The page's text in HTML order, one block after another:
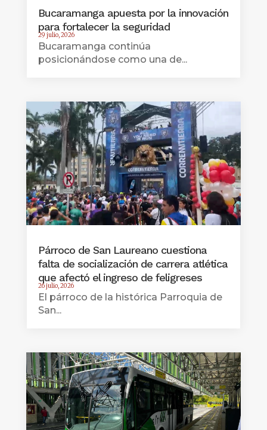
Bucaramanga apuesta por la innovación
para fortalecer la seguridad
29 julio, 2026
Bucaramanga continúa
posicionándose como una de...
Párroco de San Laureano cuestiona
falta de socialización de carrera atlética
que afectó el ingreso de feligreses
26 julio, 2026
El párroco de la histórica Parroquia de
San...